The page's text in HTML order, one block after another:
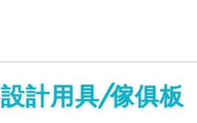
設計用具/傢俱板